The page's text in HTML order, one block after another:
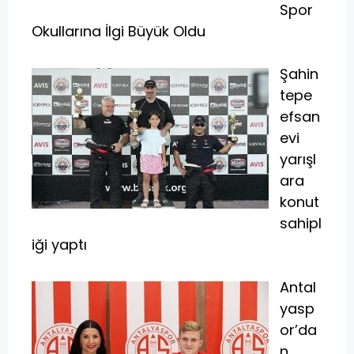
Spor
Okullarına İlgi Büyük Oldu
Şahin
tepe
efsan
evi
yarışl
ara
konut
sahipl
iği yaptı
Antal
yasp
or’da